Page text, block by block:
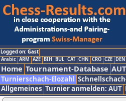
Logged on: Gast
Arabic ARM AZE BIH BUL CAT CHN CRO CZE DEN
Home Tournament-Database
Turnierschach-Elozahl
Allgemeines Turnier anmelden: AUT